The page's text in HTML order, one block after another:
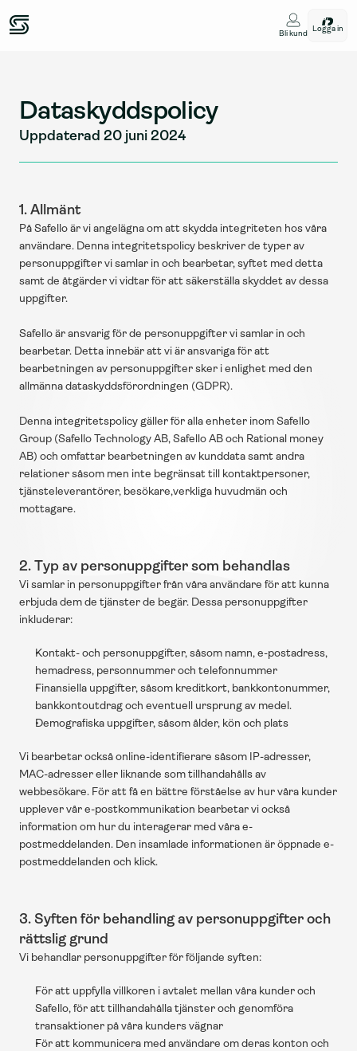
Bli kund
Logga in
Dataskyddspolicy
Uppdaterad 20 juni 2024
1. Allmänt
På Safello är vi angelägna om att skydda integriteten hos våra
användare. Denna integritetspolicy beskriver de typer av
personuppgifter vi samlar in och bearbetar, syftet med detta
samt de åtgärder vi vidtar för att säkerställa skyddet av dessa
uppgifter.
Safello är ansvarig för de personuppgifter vi samlar in och
bearbetar. Detta innebär att vi är ansvariga för att
bearbetningen av personuppgifter sker i enlighet med den
allmänna dataskyddsförordningen (GDPR).
Denna integritetspolicy gäller för alla enheter inom Safello
Group (Safello Technology AB, Safello AB och Rational money
AB) och omfattar bearbetningen av kunddata samt andra
relationer såsom men inte begränsat till kontaktpersoner,
tjänsteleverantörer, besökare,verkliga huvudmän och
mottagare.
2. Typ av personuppgifter som behandlas
Vi samlar in personuppgifter från våra användare för att kunna
erbjuda dem de tjänster de begär. Dessa personuppgifter
inkluderar:
Kontakt- och personuppgifter, såsom namn, e-postadress,
hemadress, personnummer och telefonnummer
Finansiella uppgifter, såsom kreditkort, bankkontonummer,
bankkontoutdrag och eventuell ursprung av medel.
Demografiska uppgifter, såsom ålder, kön och plats
Vi bearbetar också online-identifierare såsom IP-adresser,
MAC-adresser eller liknande som tillhandahålls av
webbesökare. För att få en bättre förståelse av hur våra kunder
upplever vår e-postkommunikation bearbetar vi också
information om hur du interagerar med våra e-
postmeddelanden. Den insamlade informationen är öppnade e-
postmeddelanden och klick.
3. Syften för behandling av personuppgifter och
rättslig grund
Vi behandlar personuppgifter för följande syften:
För att uppfylla villkoren i avtalet mellan våra kunder och
Safello, för att tillhandahålla tjänster och genomföra
transaktioner på våra kunders vägnar
För att kommunicera med användare om deras konton och